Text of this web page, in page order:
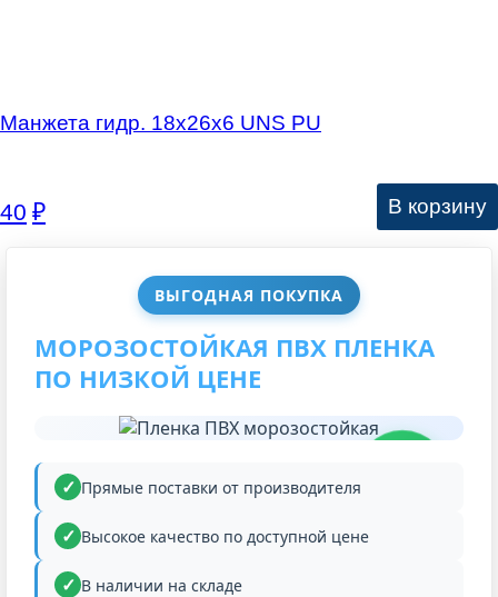
ВЫГОДНАЯ ПОКУПКА
МОРОЗОСТОЙКАЯ ПВХ ПЛЕНКА
ПО НИЗКОЙ ЦЕНЕ
Прямые поставки от производителя
Высокое качество по доступной цене
В наличии на складе
Манжета гидр. 18х26х6 UNS PU
40 ₽ В корзину